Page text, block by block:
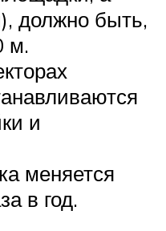
должно быть,
м.
и
меняется
в год.